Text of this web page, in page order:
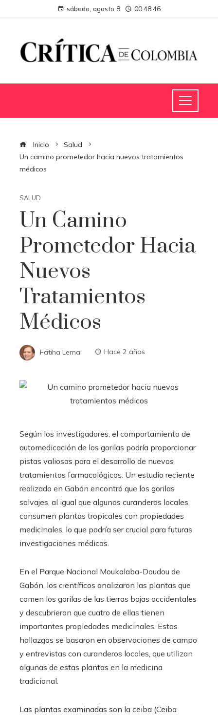
sábado, agosto 8 00:48:46
Inicio
Salud
Un camino prometedor hacia nuevos tratamientos
médicos
SALUD
Un Camino
Prometedor Hacia
Nuevos
Tratamientos
Médicos
Fatiha Lema Hace 2 años
Según los investigadores, el comportamiento de
automedicación de los gorilas podría proporcionar
pistas valiosas para el desarrollo de nuevos
tratamientos farmacológicos. Un estudio reciente
realizado en Gabón encontró que los gorilas
salvajes, al igual que algunos curanderos locales,
consumen plantas tropicales con propiedades
medicinales, lo que podría ser crucial para futuras
investigaciones médicas.
En el Parque Nacional Moukalaba-Doudou de
Gabón, los científicos analizaron las plantas que
comen los gorilas de las tierras bajas occidentales
y descubrieron que cuatro de ellas tienen
importantes propiedades medicinales. Estos
hallazgos se basaron en observaciones de campo
y entrevistas con curanderos locales, que utilizan
algunas de estas plantas en la medicina
tradicional.
Las plantas examinadas son la ceiba (Ceiba